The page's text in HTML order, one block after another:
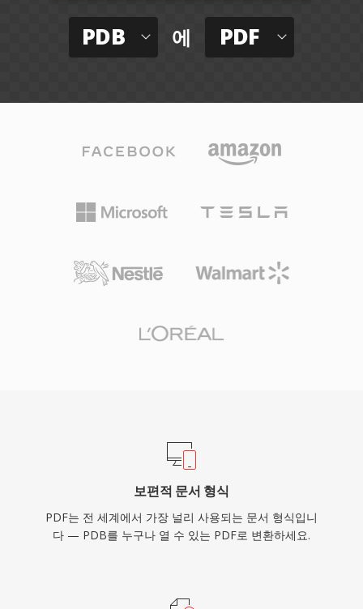
PDB 에 PDF
보편적 문서 형식
PDF는 전 세계에서 가장 널리 사용되는 문서 형식입니
다 — PDB를 누구나 열 수 있는 PDF로 변환하세요.